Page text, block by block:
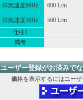
排気速度60Hz 600 L/m
排気速度50Hz
500 L/m
仕様1
備考
ユーザー登録がお済みで
価格を表示するにはユー